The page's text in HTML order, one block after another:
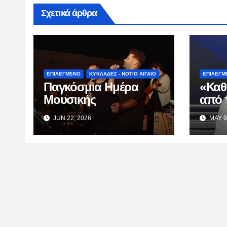
Σχετικά άρθρα
ΕΠΙΛΕΓΜΕΝΟ ΚΥΚΛΑΔΕΣ - ΝΟΤΙΟ ΑΙΓΑΙΟ
Παγκόσμια Ημέρα
Μουσικής
JUN 22, 2026
από
TVMAY